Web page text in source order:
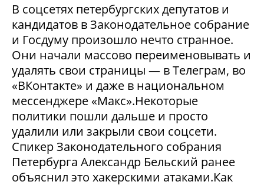
В соцсетях петербургских депутатов и
кандидатов в Законодательное собрание
и Госдуму произошло нечто странное.
Они начали массово переименовывать и
удалять свои страницы — в Телеграм, во
«ВКонтакте» и даже в национальном
мессенджере «Макс».Некоторые
политики пошли дальше и просто
удалили или закрыли свои соцсети.
Спикер Законодательного собрания
Петербурга Александр Бельский ранее
объяснил это хакерскими атаками.Как